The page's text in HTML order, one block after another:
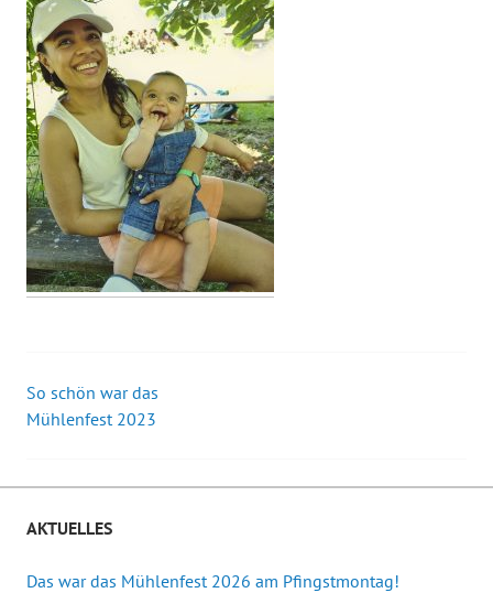
Beitrags-
So schön war das
Mühlenfest 2023
AKTUELLES
Das war das Mühlenfest 2026 am Pfingstmontag!